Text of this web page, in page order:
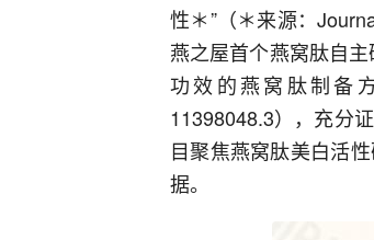
性＊”（＊来源：
燕之屋首个燕窝肽自
功效的燕窝肽制备
11398048.3），充分
目聚焦燕窝肽美白活
据。